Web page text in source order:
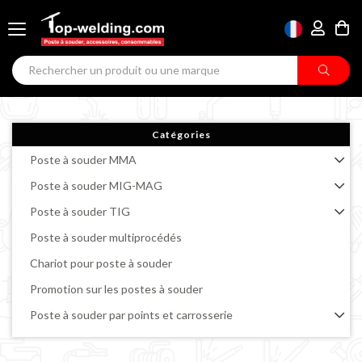
Catégories
Poste à souder MMA
Poste à souder MIG-MAG
Poste à souder TIG
Poste à souder multiprocédés
Chariot pour poste à souder
Promotion sur les postes à souder
Poste à souder par points et carrosserie
Découpeur plasma